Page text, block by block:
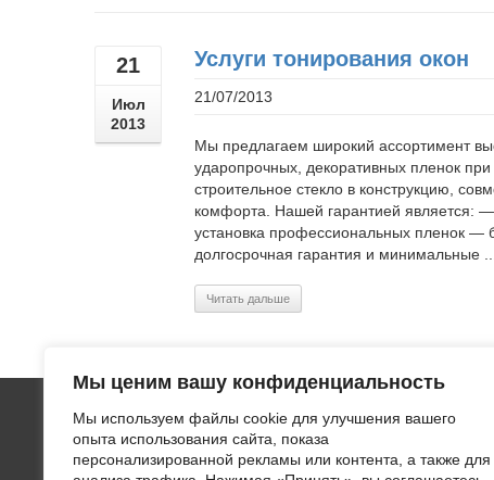
Мы ценим вашу конфиденциальность
Мы используем файлы cookie для улучшения вашего
опыта использования сайта, показа
персонализированной рекламы или контента, а также для
21
Июл
2013
Услуги тонирования окон
21/07/2013
Мы предлагаем широкий ассортимент
ударопрочных, декоративных пленок
строительное стекло в конструкцию,
комфорта. Нашей гарантией является:
установка профессиональных пленок —
долгосрочная гарантия и минимальные ...
Читать дальше
ООО